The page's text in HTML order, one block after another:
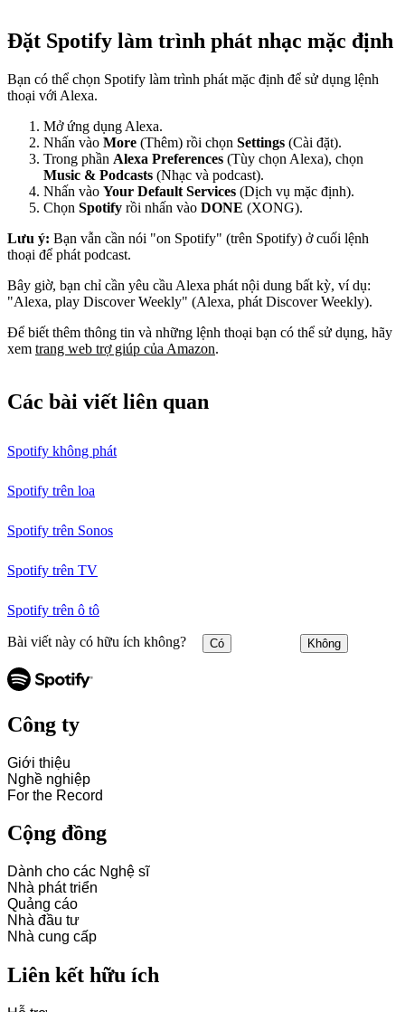
Đặt Spotify làm trình phát nhạc mặc định
Bạn có thể chọn Spotify làm trình phát mặc định để sử dụng lệnh
thoại với Alexa.
Mở ứng dụng Alexa.
Nhấn vào More (Thêm) rồi chọn Settings (Cài đặt).
Trong phần Alexa Preferences (Tùy chọn Alexa), chọn
Music & Podcasts (Nhạc và podcast).
Nhấn vào Your Default Services (Dịch vụ mặc định).
Chọn Spotify rồi nhấn vào DONE (XONG).
Lưu ý: Bạn vẫn cần nói "on Spotify" (trên Spotify) ở cuối lệnh
thoại để phát podcast.
Bây giờ, bạn chỉ cần yêu cầu Alexa phát nội dung bất kỳ, ví dụ:
"Alexa, play Discover Weekly" (Alexa, phát Discover Weekly).
Để biết thêm thông tin và những lệnh thoại bạn có thể sử dụng, hãy
xem trang web trợ giúp của Amazon.
Các bài viết liên quan
Spotify không phát
Spotify trên loa
Spotify trên Sonos
Spotify trên TV
Spotify trên ô tô
Bài viết này có hữu ích không? Có Không
Công ty
Giới thiệu
Nghề nghiệp
For the Record
Cộng đồng
Dành cho các Nghệ sĩ
Nhà phát triển
Quảng cáo
Nhà đầu tư
Nhà cung cấp
Liên kết hữu ích